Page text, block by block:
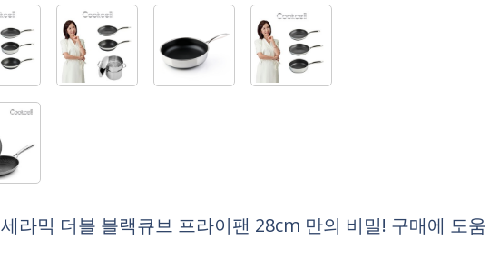
라믹 더블 블랙큐브 프라이팬 28cm 만의 비밀! 구매에 도움